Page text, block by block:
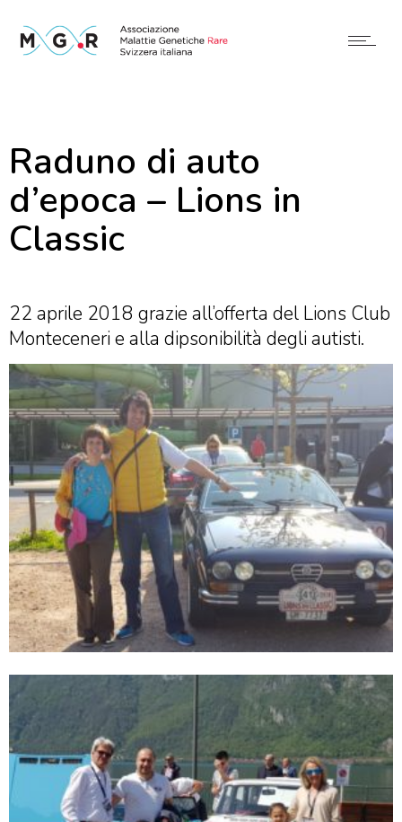
Raduno di auto
d’epoca – Lions in
Classic
22 aprile 2018 grazie all’offerta del Lions Club
Monteceneri e alla dipsonibilità degli autisti.